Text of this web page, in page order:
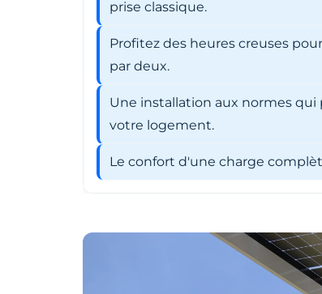
prise classique.
Profitez des heures creuses
par deux.
Une installation aux normes
votre logement.
Le confort d'une charge